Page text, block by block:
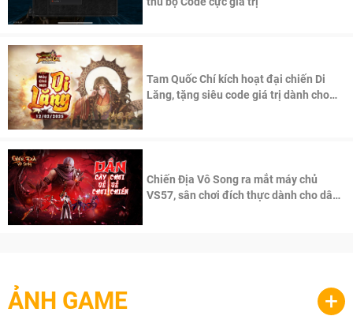
Tam Quốc Chí kích hoạt đại chiến Di
Lăng, tặng siêu code giá trị dành cho
Chiến Địa Vô Song ra mắt máy chủ
VS57, sân chơi đích thực dành cho dân
ẢNH GAME +